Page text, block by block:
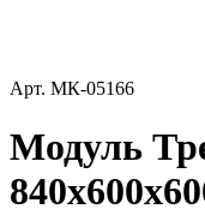
Арт. МК-05166
Модуль